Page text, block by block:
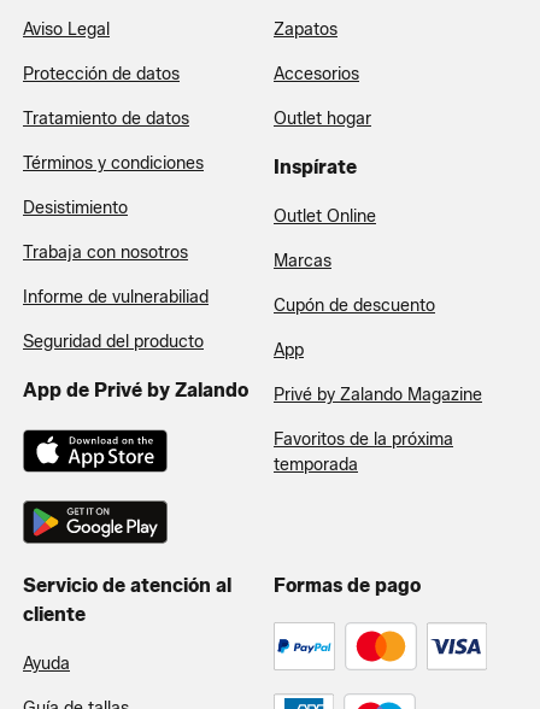
Aviso Legal
Protección de datos
Tratamiento de datos
Términos y condiciones
Desistimiento
Trabaja con nosotros
Informe de vulnerabiliad
Seguridad del producto
App de Privé by Zalando
Zapatos
Accesorios
Outlet hogar
Inspírate
Outlet Online
Marcas
Cupón de descuento
App
Privé by Zalando Magazine
Favoritos de la próxima
temporada
Servicio de atención al
cliente
Ayuda
Formas de pago